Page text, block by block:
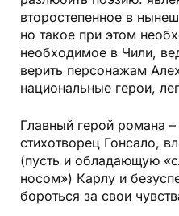
второстепенное в
но такое при этом
необходимое в Чили,
верить персонажам
национальные герои,
Главный герой романа
стихотворец Гонсало,
(пусть и обладающую
носом») Карлу и
бороться за свои